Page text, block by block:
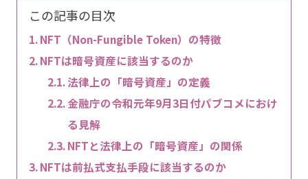
この記事の目次
NFT（Non-Fungible Token）の特徴
NFTは暗号資産に該当するのか
法律上の「暗号資産」の定義
金融庁の令和元年9月3日付パブコメにおけ
る見解
NFTと法律上の「暗号資産」の関係
NFTは前払式支払手段に該当するのか